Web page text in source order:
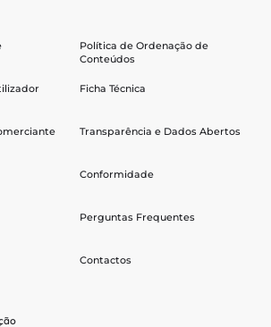
Política de Ordenação de
Conteúdos
Ficha Técnica
Transparência e Dados Abertos
Conformidade
Perguntas Frequentes
Contactos